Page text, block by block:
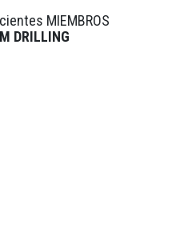
MIEMBROS
DRILLING